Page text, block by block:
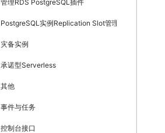
管理RDS PostgreSQL插件
PostgreSQL实例Replication Slot管理
灾备实例
承诺型Serverless
其他
事件与任务
控制台接口